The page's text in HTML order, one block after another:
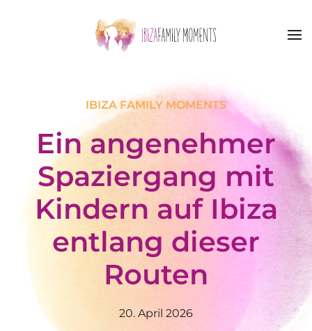
Zum Hauptinhalt springen
IBIZA FAMILY MOMENTS
Ein angenehmer
Spaziergang mit
Kindern auf Ibiza
entlang dieser
Routen
20. April 2026